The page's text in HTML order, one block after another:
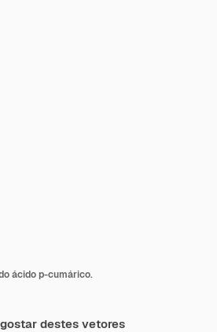
ácido p-cumárico.
destes vetores